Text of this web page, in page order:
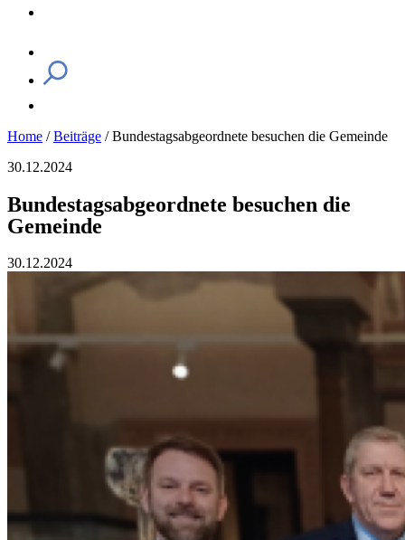
Home /Beiträge /Bundestagsabgeordnete besuchen die Gemeinde
30.12.2024
Bundestagsabgeordnete besuchen die
Gemeinde
30.12.2024